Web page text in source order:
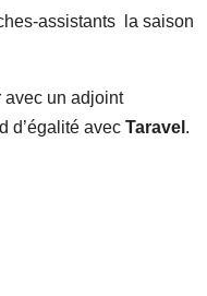
assistants la saison
avec un adjoint
d’égalité avec Taravel .